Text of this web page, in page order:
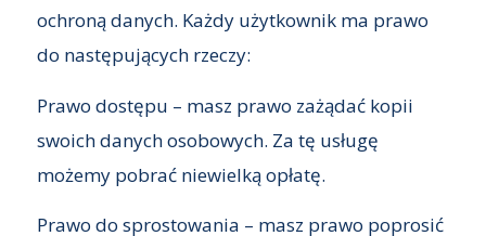
ochroną danych. Każdy użytkownik ma prawo
do następujących rzeczy:
Prawo dostępu – masz prawo zażądać kopii
swoich danych osobowych. Za tę usługę
możemy pobrać niewielką opłatę.
Prawo do sprostowania – masz prawo poprosić